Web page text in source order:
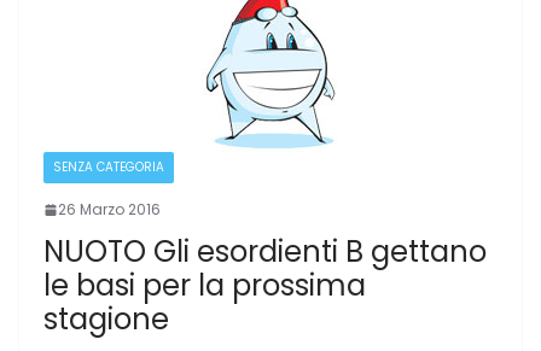
SENZA CATEGORIA
26 Marzo 2016
NUOTO Gli esordienti B gettano
le basi per la prossima
stagione